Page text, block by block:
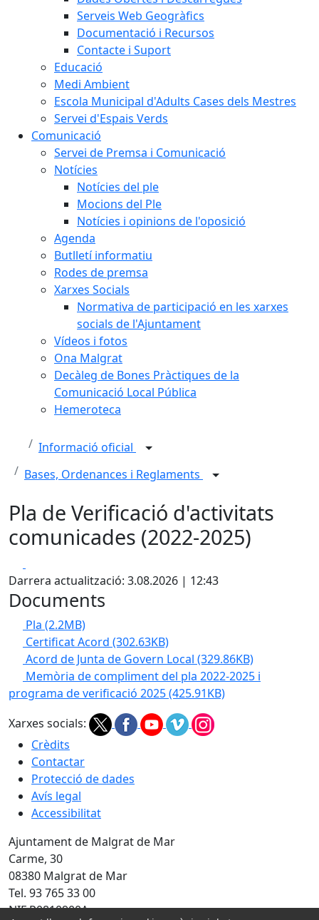
Serveis Web Geogràfics
Documentació i Recursos
Contacte i Suport
Educació
Medi Ambient
Escola Municipal d'Adults Cases dels Mestres
Servei d'Espais Verds
Comunicació
Servei de Premsa i Comunicació
Notícies
Notícies del ple
Mocions del Ple
Notícies i opinions de l'oposició
Agenda
Butlletí informatiu
Rodes de premsa
Xarxes Socials
Normativa de participació en les xarxes
socials de l'Ajuntament
Vídeos i fotos
Ona Malgrat
Decàleg de Bones Pràctiques de la
Comunicació Local Pública
Hemeroteca
Informació oficial
Bases, Ordenances i Reglaments
Pla de Verificació d'activitats
comunicades (2022-2025)
Darrera actualització: 3.08.2026 | 12:43
Documents
Pla (2.2MB)
Certificat Acord (302.63KB)
Acord de Junta de Govern Local (329.86KB)
Memòria de compliment del pla 2022-2025 i
programa de verificació 2025(425.91KB)
Xarxes socials:
Crèdits
Contactar
Protecció de dades
Avís legal
Accessibilitat
Ajuntament de Malgrat de Mar
Carme, 30
08380 Malgrat de Mar
Tel. 93 765 33 00
NIF P0810900A